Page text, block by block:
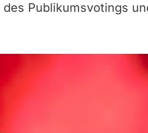
Publikumsvotings